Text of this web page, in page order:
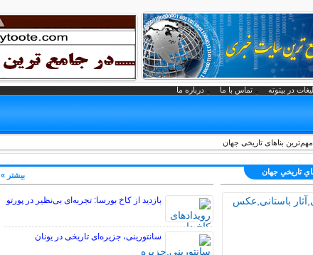
در بیتوته تماس با ما درباره ما
مهم‌ترین بناهای تاریخی جهان
تاريخي جهان
بازدید از کاخ بورسا: تجربه‌ای بی‌نظیر در پورتو
سانتورینی، جزیره‌ای تاریخی در یونان
بیشتر »